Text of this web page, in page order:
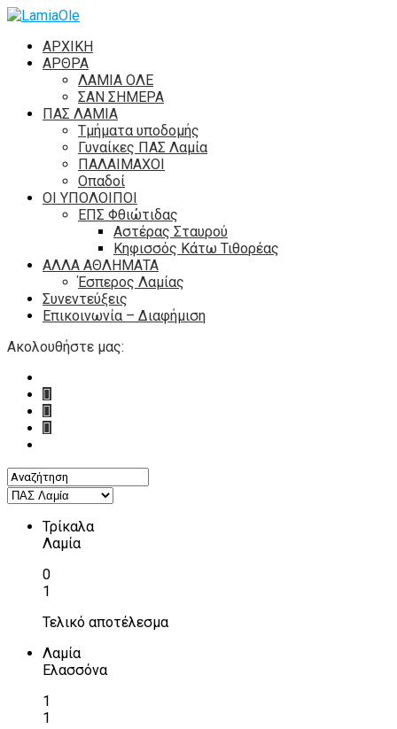
ΑΡΧΙΚΗ
ΑΡΘΡΑ
ΛΑΜΙΑ ΟΛΕ
ΣΑΝ ΣΗΜΕΡΑ
ΠΑΣ ΛΑΜΙΑ
Τμήματα υποδομής
Γυναίκες ΠΑΣ Λαμία
ΠΑΛΑΙΜΑΧΟΙ
Οπαδοί
ΟΙ ΥΠΟΛΟΙΠΟΙ
ΕΠΣ Φθιώτιδας
Αστέρας Σταυρού
Κηφισσός Κάτω Τιθορέας
ΑΛΛΑ ΑΘΛΗΜΑΤΑ
Έσπερος Λαμίας
Συνεντεύξεις
Επικοινωνία – Διαφήμιση
Ακολουθήστε μας:
Τρίκαλα
Λαμία
0
1
Τελικό αποτέλεσμα
Λαμία
Ελασσόνα
1
1